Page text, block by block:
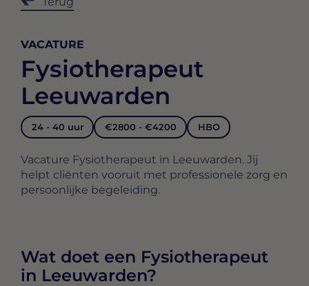
VACATURE
Fysiotherapeut
Leeuwarden
24 - 40 uur €2800 - €4200 HBO
Vacature Fysiotherapeut in Leeuwarden. Jij
helpt cliënten vooruit met professionele zorg en
persoonlijke begeleiding.
Wat doet een Fysiotherapeut
in Leeuwarden?